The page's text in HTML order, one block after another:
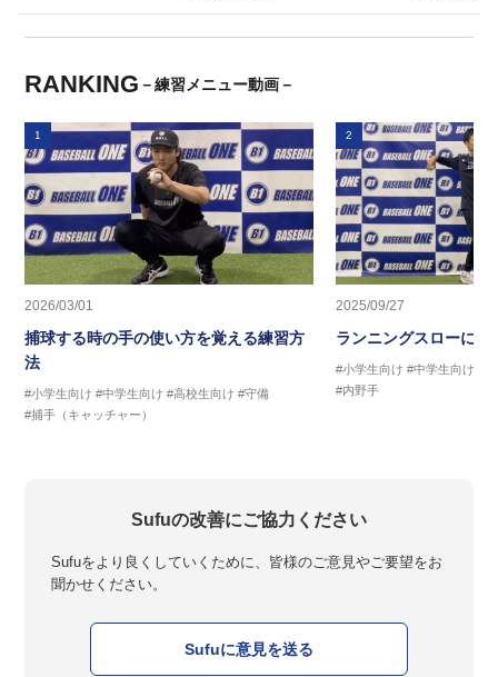
RANKING －練習メニュー動画－
1
2026/03/01
捕球する時の手の使い方を覚える練習方
法
#小学生向け #中学生向け #高校生向け #守備
#捕手（キャッチャー）
2
2025/09/27
ランニングスローに繋
#小学生向け #中学生向け
#内野手
Sufuの改善にご協力ください
Sufuをより良くしていくために、皆様のご意見やご要望をお
聞かせください。
Sufuに意見を送る